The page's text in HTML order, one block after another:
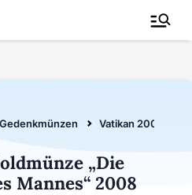
Gedenkmünzen Vatikan 2008
„Die
Mannes“ 2008